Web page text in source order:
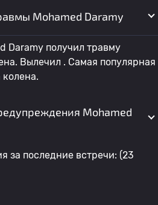
Mohamed Daramy
Daramy получил травму
Вылечил . Самая популярная
Mohamed
за последние встречи: (23